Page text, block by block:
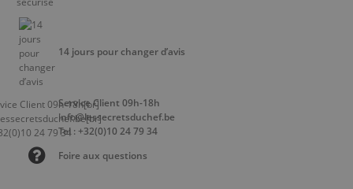
14 jours pour changer d’avis
Service Client 09h-18h
info@lessecretsduchef.be
Tel : +32(0)10 24 79 34
Foire aux questions